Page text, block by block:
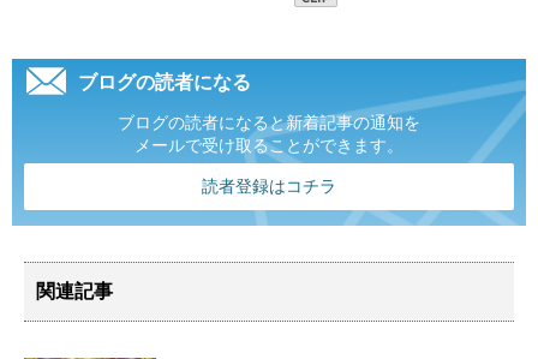
ブログの読者になる
ブログの読者になると新着記事の通知を
メールで受け取ることができます。
読者登録はコチラ
関連記事